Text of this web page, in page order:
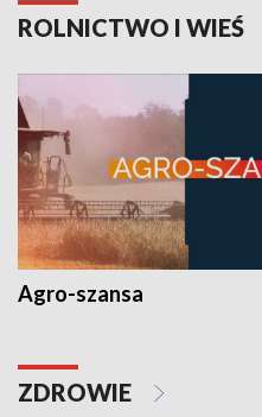
ROLNICTWO I WIEŚ
Agro-szansa
ZDROWIE